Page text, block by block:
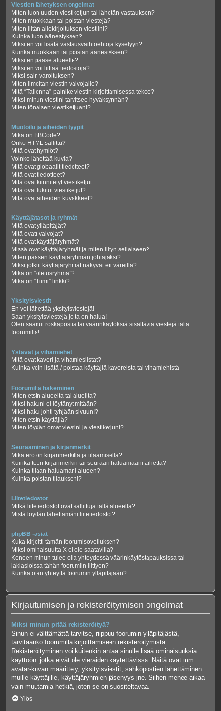
Viestien lähetyksen ongelmat
Miten luon uuden viestiketjun tai lähetän vastauksen?
Miten muokkaan tai poistan viestejä?
Miten liitän allekirjoituksen viestiini?
Kuinka luon äänestyksen?
Miksi en voi lisätä vastausvaihtoehtoja kyselyyn?
Kuinka muokkaan tai poistan äänestyksen?
Miksi en pääse alueelle?
Miksi en voi liittää tiedostoja?
Miksi sain varoituksen?
Miten ilmoitan viestin valvojalle?
Mitä “Tallenna”-painike viestin kirjoittamisessa tekee?
Miksi minun viestini tarvitsee hyväksynnän?
Miten tönäisen viestiketjuani?
Muotoilu ja aiheiden tyypit
Mikä on BBCode?
Onko HTML sallittu?
Mitä ovat hymiöt?
Voinko lähettää kuvia?
Mitä ovat globaalit tiedotteet?
Mitä ovat tiedotteet?
Mitä ovat kiinnitetyt viestiketjut
Mitä ovat lukitut viestiketjut?
Mitä ovat aiheiden kuvakkeet?
Käyttäjätasot ja ryhmät
Mitä ovat ylläpitäjät?
Mitä ovatr valvojat?
Mitä ovat käyttäjäryhmät?
Missä ovat käyttäjäryhmät ja miten liityn sellaiseen?
Miten pääsen käyttäjäryhmän johtajaksi?
Miksi jotkut käyttäjäryhmät näkyvät eri väreillä?
Mikä on “oletusryhmä”?
Mikä on “Tiimi” linkki?
Yksityisviestit
En voi lähettää yksityisviestejä!
Saan yksityisviestejä joita en halua!
Olen saanut roskapostia tai väärinkäytöksiä sisältäviä viestejä tältä
foorumilta!
Ystävät ja vihamiehet
Mitä ovat kaveri ja vihamieslistat?
Kuinka voin lisätä / poistaa käyttäjiä kavereista tai vihamiehistä
Foorumilta hakeminen
Miten etsin alueelta tai alueilta?
Miksi hakuni ei löytänyt mitään?
Miksi haku johti tyhjään sivuun!?
Miten etsin käyttäjiä?
Miten löydän omat viestini ja viestiketjuni?
Seuraaminen ja kirjanmerkit
Mikä ero on kirjanmerkillä ja tilaamisella?
Kuinka teen kirjanmerkin tai seuraan haluamaani aihetta?
Kuinka tilaan haluamani alueen?
Kuinka poistan tilaukseni?
Liitetiedostot
Mitkä liitetiedostot ovat sallittuja tällä alueella?
Mistä löydän lähettämäni liitetiedostot?
phpBB -asiat
Kuka kirjoitti tämän foorumisovelluksen?
Miksi ominaisuutta X ei ole saatavilla?
Keneen minun tulee olla yhteydessä väärinkäytöstapauksissa tai
lakiasioissa tähän foorumiin liittyen?
Kuinka otan yhteyttä foorumin ylläpitäjään?
Kirjautumisen ja rekisteröitymisen ongelmat
Miksi minun pitää rekisteröityä?
Sinun ei välttämättä tarvitse, riippuu foorumin ylläpitäjästä,
tarvitaanko foorumilla kirjoittamiseen rekisteröitymistä.
Rekisteröityminen voi kuitenkin antaa sinulle lisää ominaisuuksia
käyttöön, jotka eivät ole vieraiden käytettävissä. Näitä ovat mm.
avatar-kuvan määrittely, yksityisviestit, sähköpostien lähettäminen
muille käyttäjille, käyttäjäryhmien jäsenyys jne. Siihen menee aikaa
vain muutamia hetkiä, joten se on suositeltavaa.
Ylös